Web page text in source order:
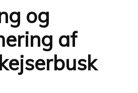
og
af